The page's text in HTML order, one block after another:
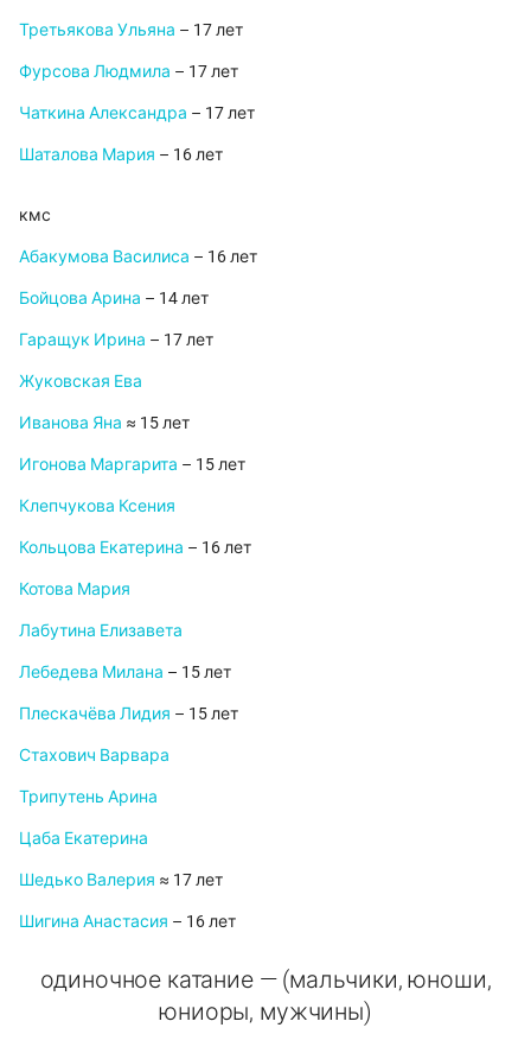
Третьякова Ульяна – 17 лет
Фурсова Людмила – 17 лет
Чаткина Александра – 17 лет
Шаталова Мария – 16 лет
кмс
Абакумова Василиса – 16 лет
Бойцова Арина – 14 лет
Гаращук Ирина – 17 лет
Жуковская Ева
Иванова Яна ≈ 15 лет
Игонова Маргарита – 15 лет
Клепчукова Ксения
Кольцова Екатерина – 16 лет
Котова Мария
Лабутина Елизавета
Лебедева Милана – 15 лет
Плескачёва Лидия – 15 лет
Стахович Варвара
Трипутень Арина
Цаба Екатерина
Шедько Валерия ≈ 17 лет
Шигина Анастасия – 16 лет
одиночное катание — (мальчики, юноши,
юниоры, мужчины)